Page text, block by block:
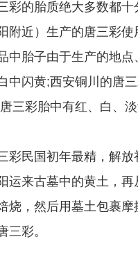
的胎质绝大多数都十
附近）生产的唐三彩
中胎子由于生产的地
中闪黄;西安铜川的唐
三彩胎中有红、白、
民国初年最精，解放
运来古墓中的黄土，
烧，然后用墓土包裹
三彩。